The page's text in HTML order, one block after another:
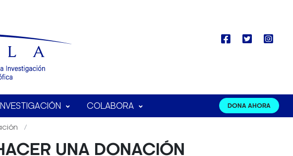
INVESTIGACIÓN COLABORA DONA AHORA
UNA DONACIÓN